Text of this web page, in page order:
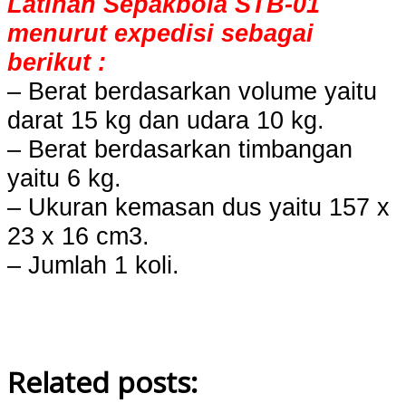
menurut expedisi sebagai
berikut :
– Berat berdasarkan volume yaitu
darat 15 kg dan udara 10 kg.
– Berat berdasarkan timbangan
yaitu 6 kg.
– Ukuran kemasan dus yaitu 157 x
23 x 16 cm3.
– Jumlah 1 koli.
Related posts: